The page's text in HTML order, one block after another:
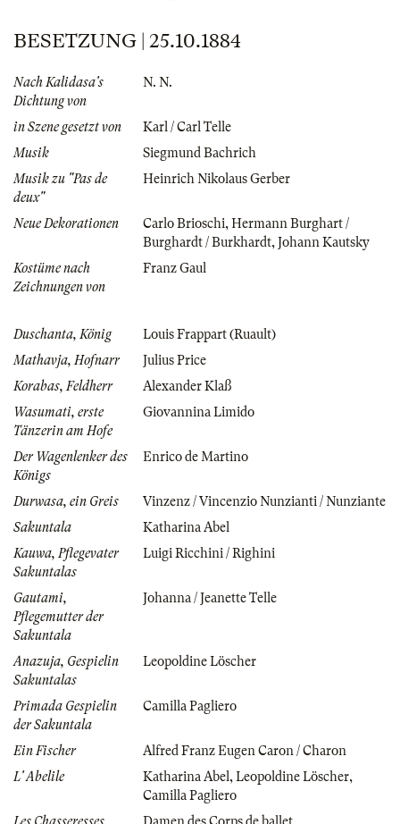
BESETZUNG | 25.10.1884
Nach Kalidasa's
Dichtung von
N. N.
in Szene gesetzt von
Karl / Carl Telle
Musik
Siegmund Bachrich
Musik zu "Pas de
deux"
Heinrich Nikolaus Gerber
Neue Dekorationen Carlo Brioschi, Hermann Burghart /
Burghardt / Burkhardt, Johann Kautsky
Kostüme nach
Zeichnungen von
Franz Gaul
Duschanta, König
Louis Frappart (Ruault)
Mathavja, Hofnarr
Julius Price
Korabas, Feldherr
Alexander Klaß
Wasumati, erste
Tänzerin am Hofe
Giovannina Limido
Der Wagenlenker des
Königs
Enrico de Martino
Durwasa, ein Greis
Vinzenz / Vincenzio Nunzianti / Nunziante
Sakuntala
Katharina Abel
Kauwa, Pflegevater
Sakuntalas
Luigi Ricchini / Righini
Gautami,
Pflegemutter der
Sakuntala
Johanna / Jeanette Telle
Anazuja, Gespielin
Sakuntalas
Leopoldine Löscher
Primada Gespielin
der Sakuntala
Camilla Pagliero
Ein Fischer
Alfred Franz Eugen Caron / Charon
L' Abelile
Katharina Abel , Leopoldine Löscher,
Camilla Pagliero
Les Chasseresses
Damen des Corps de ballet